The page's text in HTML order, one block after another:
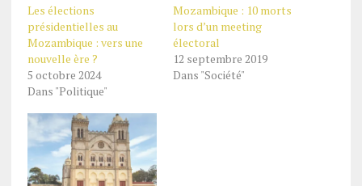
Les élections
présidentielles au
Mozambique : vers une
nouvelle ère ?
5 octobre 2024
Dans "Politique"
Mozambique : 10 morts
lors d’un meeting
électoral
12 septembre 2019
Dans "Société"